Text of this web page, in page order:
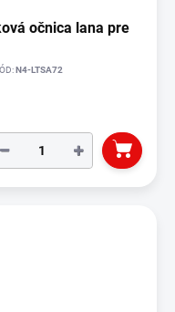
očnica lana pre
N4-LTSA72
+
−